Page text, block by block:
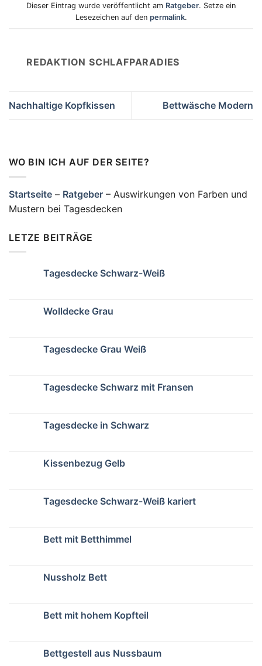
Dieser Eintrag wurde veröffentlicht am Ratgeber. Setze ein
Lesezeichen auf den permalink.
REDAKTION SCHLAFPARADIES
Nachhaltige Kopfkissen Bettwäsche Modern
WO BIN ICH AUF DER SEITE?
Startseite – Ratgeber – Auswirkungen von Farben und
Mustern bei Tagesdecken
LETZE BEITRÄGE
Tagesdecke Schwarz-Weiß
Wolldecke Grau
Tagesdecke Grau Weiß
Tagesdecke Schwarz mit Fransen
Tagesdecke in Schwarz
Kissenbezug Gelb
Tagesdecke Schwarz-Weiß kariert
Bett mit Betthimmel
Nussholz Bett
Bett mit hohem Kopfteil
Bettgestell aus Nussbaum